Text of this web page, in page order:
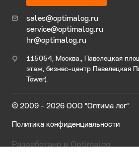
sales@optimalog.ru
service@optimalog.ru
hr@optimalog.ru
115054, Москва., Павелецкая
этаж, бизнес-центр Павелецкая
Tower).
© 2009 - 2026 ООО "Оптима лог"
Политика конфиденциальности
Разработано в Optimalog
Подпишись на